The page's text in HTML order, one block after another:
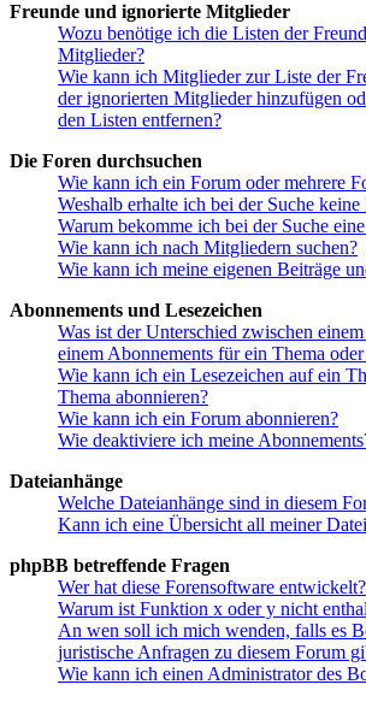
Freunde und ignorierte Mitglieder
Wozu benötige ich die Listen der
Mitglieder?
Wie kann ich Mitglieder zur Liste der
der ignorierten Mitglieder hinzufügen
den Listen entfernen?
Die Foren durchsuchen
Wie kann ich ein Forum oder mehrere
Weshalb erhalte ich bei der Suche keine
Warum bekomme ich bei der Suche
Wie kann ich nach Mitgliedern suchen?
Wie kann ich meine eigenen Beiträge
Abonnements und Lesezeichen
Was ist der Unterschied zwischen
einem Abonnements für ein Thema
Wie kann ich ein Lesezeichen auf ein
Thema abonnieren?
Wie kann ich ein Forum abonnieren?
Wie deaktiviere ich meine
Dateianhänge
Welche Dateianhänge sind in diesem
Kann ich eine Übersicht all meiner
phpBB betreffende Fragen
Wer hat diese Forensoftware entwickelt?
Warum ist Funktion x oder y nicht
An wen soll ich mich wenden, falls es
juristische Anfragen zu diesem Forum
Wie kann ich einen Administrator des